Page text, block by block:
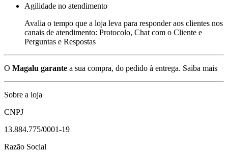
Agilidade no atendimento
Avalia o tempo que a loja leva para responder aos clientes nos
canais de atendimento: Protocolo, Chat com o Cliente e
Perguntas e Respostas
O Magalu garante a sua compra, do pedido à entrega. Saiba mais
Sobre a loja
CNPJ
13.884.775/0001-19
Razão Social